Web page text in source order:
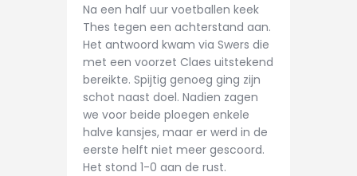
Na een half uur voetballen keek
Thes tegen een achterstand aan.
Het antwoord kwam via Swers die
met een voorzet Claes uitstekend
bereikte. Spijtig genoeg ging zijn
schot naast doel. Nadien zagen
we voor beide ploegen enkele
halve kansjes, maar er werd in de
eerste helft niet meer gescoord.
Het stond 1-0 aan de rust.